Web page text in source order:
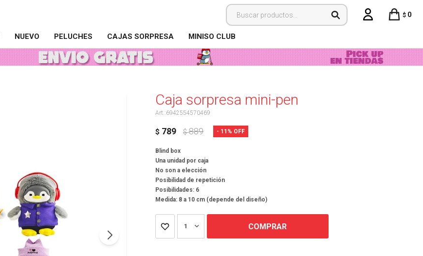
NUEVO PELUCHES CAJAS SORPRESA MINISO CLUB
$ 0
Caja sorpresa mini-pen
6942554570469
$ 789 $ 889 11
Blind box
Una unidad por caja
No son a elección
Posibilidad de repetición
Posibilidades: 6
Medida: 8 a 10 cm (depende del diseño)
1 COMPRAR